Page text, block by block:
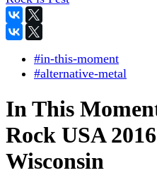
#in-this-moment
#alternative-metal
In This
Rock USA
Wisconsin